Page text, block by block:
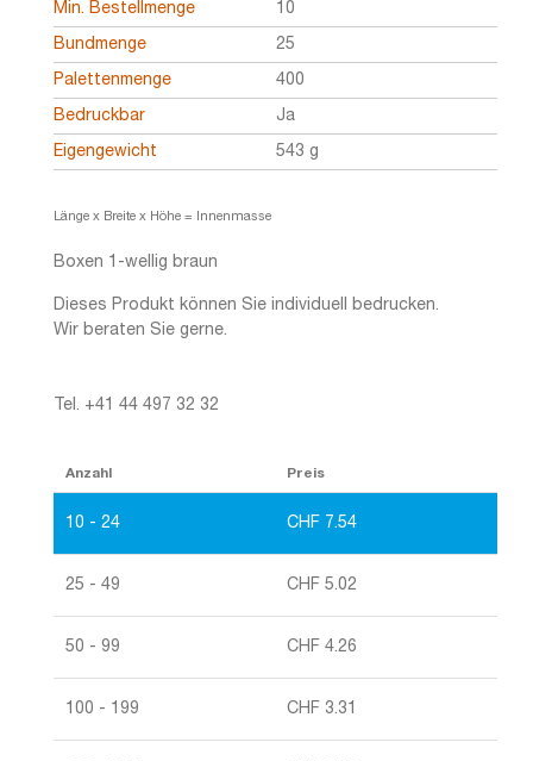
Min. Bestellmenge 10
Bundmenge 25
Palettenmenge 400
Bedruckbar Ja
Eigengewicht 543 g
Länge x Breite x Höhe = Innenmasse
Boxen 1-wellig braun
Dieses Produkt können Sie individuell bedrucken.
Wir beraten Sie gerne.
Tel. +41 44 497 32 32
Anzahl Preis
10 - 24 CHF 7.54
25 - 49 CHF 5.02
50 - 99 CHF 4.26
100 - 199 CHF 3.31